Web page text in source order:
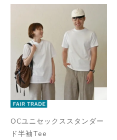
OCユニセックススタンダー
ド半袖Tee